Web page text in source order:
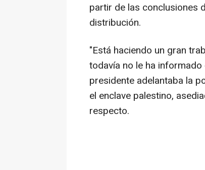
partir de las conclusiones
distribución.
"Está haciendo un gran
todavía no le ha
presidente adelantaba la
el enclave palestino,
respecto.